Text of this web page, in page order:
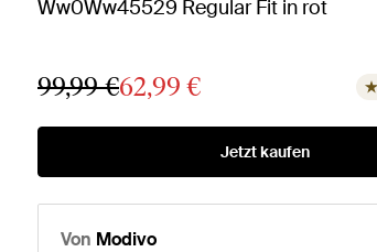
Ww0Ww45529 Regular Fit in rot
99,99 €62,99 €
Jetzt kaufen
Von Modivo